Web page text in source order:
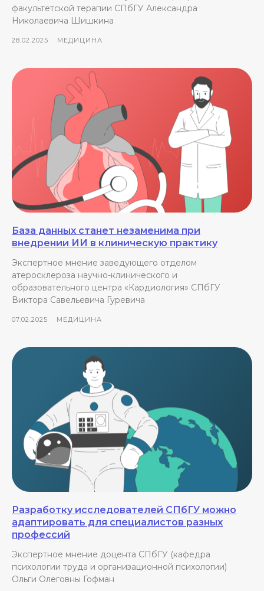
факультетской терапии СПбГУ Александра
Николаевича Шишкина
28.02.2025 МЕДИЦИНА
База данных станет незаменима при
внедрении ИИ в клиническую практику
Экспертное мнение заведующего отделом
атеросклероза научно-клинического и
образовательного центра «Кардиология» СПбГУ
Виктора Савельевича Гуревича
07.02.2025 МЕДИЦИНА
Разработку исследователей СПбГУ можно
адаптировать для специалистов разных
профессий
Экспертное мнение доцента СПбГУ (кафедра
психологии труда и организационной психологии)
Ольги Олеговны Гофман